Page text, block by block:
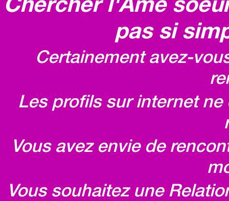
pas si
Certainement avez-
Les profils sur internet
Vous avez envie de
Vous souhaitez une